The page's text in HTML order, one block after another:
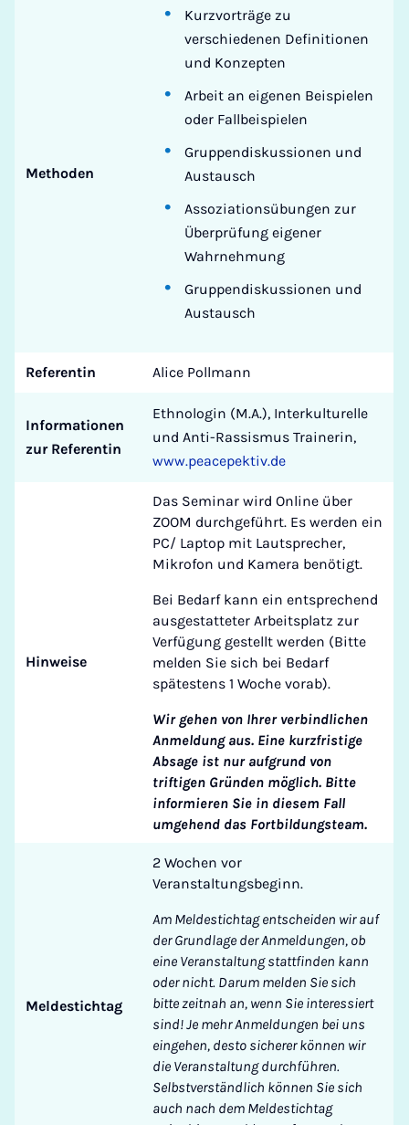
Methoden
Kurzvorträge zu
verschiedenen Definitionen
und Konzepten
Arbeit an eigenen Beispielen
oder Fallbeispielen
Gruppendiskussionen und
Austausch
Assoziationsübungen zur
Überprüfung eigener
Wahrnehmung
Gruppendiskussionen und
Austausch
Referentin Alice Pollmann
Informationen
zur Referentin
Ethnologin (M.A.), Interkulturelle
und Anti-Rassismus Trainerin,
www.peacepektiv.de
Hinweise
Das Seminar wird Online über
ZOOM durchgeführt. Es werden ein
PC/ Laptop mit Lautsprecher,
Mikrofon und Kamera benötigt.
Bei Bedarf kann ein entsprechend
ausgestatteter Arbeitsplatz zur
Verfügung gestellt werden (Bitte
melden Sie sich bei Bedarf
spätestens 1 Woche vorab).
Wir gehen von Ihrer verbindlichen
Anmeldung aus. Eine kurzfristige
Absage ist nur aufgrund von
triftigen Gründen möglich. Bitte
informieren Sie in diesem Fall
umgehend das Fortbildungsteam.
Meldestichtag
2 Wochen vor
Veranstaltungsbeginn.
Am Meldestichtag entscheiden wir auf
der Grundlage der Anmeldungen, ob
eine Veranstaltung stattfinden kann
oder nicht. Darum melden Sie sich
bitte zeitnah an, wenn Sie interessiert
sind! Je mehr Anmeldungen bei uns
eingehen, desto sicherer können wir
die Veranstaltung durchführen.
Selbstverständlich können Sie sich
auch nach dem Meldestichtag